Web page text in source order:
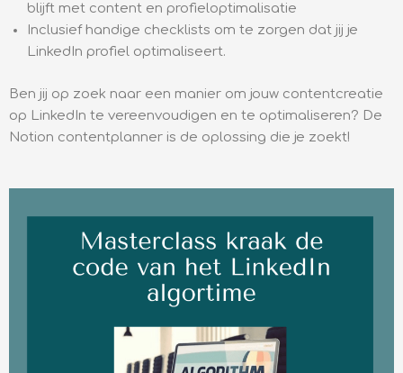
blijft met content en profieloptimalisatie
Inclusief handige checklists om te zorgen dat jij je
LinkedIn profiel optimaliseert.
Ben jij op zoek naar een manier om jouw contentcreatie
op LinkedIn te vereenvoudigen en te optimaliseren? De
Notion contentplanner is de oplossing die je zoekt!